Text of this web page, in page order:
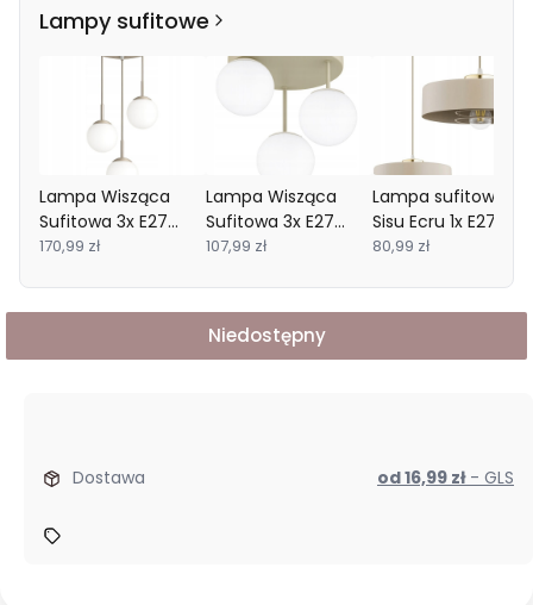
Lampy sufitowe
Lampa Wisząca
Sufitowa 3x E27
Ecru Beż Kaszmir
170,99 zł
Lampa Wisząca
Sufitowa 3x E27
Ecru Beż Kaszmir
107,99 zł
Lampa sufitowa
Sisu Ecru 1x E27
SuperLED
80,99 zł
Niedostępny
Dostawa od 16,99 zł - GLS